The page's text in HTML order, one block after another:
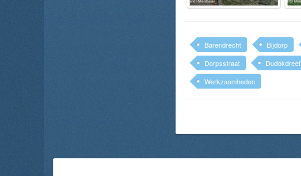
Barendrecht Bijdorp
Dorpsstraat
Dudokdreef
Werkzaamheden